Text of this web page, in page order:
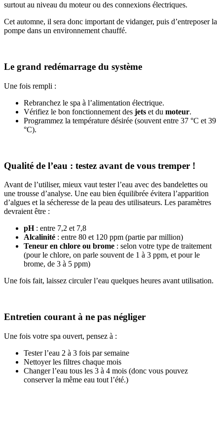
surtout au niveau du moteur ou des connexions électriques.
Cet automne, il sera donc important de vidanger, puis d’entreposer la
pompe dans un environnement chauffé.
Le grand redémarrage du système
Une fois rempli :
Rebranchez le spa à l’alimentation électrique.
Vérifiez le bon fonctionnement des jets et du moteur.
Programmez la température désirée (souvent entre 37 °C et 39
°C).
Qualité de l’eau : testez avant de vous tremper !
Avant de l’utiliser, mieux vaut tester l’eau avec des bandelettes ou
une trousse d’analyse. Une eau bien équilibrée évitera l’apparition
d’algues et la sécheresse de la peau des utilisateurs. Les paramètres
devraient être :
pH: entre 7,2 et 7,8
Alcalinité : entre 80 et 120 ppm (partie par million)
Teneur en chlore ou brome : selon votre type de traitement
(pour le chlore, on parle souvent de 1 à 3 ppm, et pour le
brome, de 3 à 5 ppm)
Une fois fait, laissez circuler l’eau quelques heures avant utilisation.
Entretien courant à ne pas négliger
Une fois votre spa ouvert, pensez à :
Tester l’eau 2 à 3 fois par semaine
Nettoyer les filtres chaque mois
Changer l’eau tous les 3 à 4 mois (donc vous pouvez
conserver la même eau tout l’été.)